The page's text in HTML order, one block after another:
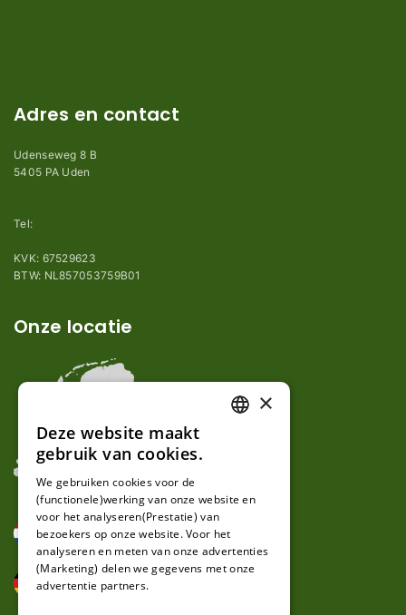
Adres en contact
Udenseweg 8 B
5405 PA Uden
Tel:
KVK: 67529623
BTW: NL857053759B01
Onze locatie
GERMAN
×
Deze website maakt
gebruik van cookies.
We gebruiken cookies voor de
(functionele)werking van onze website en
voor het analyseren(Prestatie) van
bezoekers op onze website. Voor het
analyseren en meten van onze advertenties
(Marketing) delen we gegevens met onze
advertentie partners.